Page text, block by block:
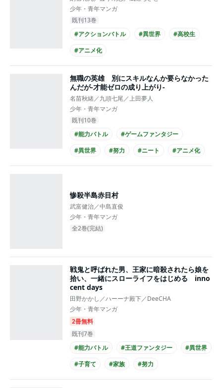
少年・青年マンガ
既刊13巻
#アクションバトル
#異世界
#高校生
#アニメ化
無職の英雄 別にスキルなんか要らなかった
んだが-才能ゼロの成り上がり-
名苗秋緒／九頭七尾／上田夢人
少年・青年マンガ
既刊10巻
#能力バトル
#ゲームファンタジー
#異世界
#努力 #ニート #アニメ化
惨殺半島赤目村
武富健治／中島直俊
少年・青年マンガ
全2巻(完結)
戦鬼と呼ばれた男、王家に暗殺されたら娘を
拾い、一緒にスローライフをはじめる inno
cent days
田野かかし／ハーーナ殿下／DeeCHA
少年・青年マンガ
2冊無料
既刊7巻
#能力バトル
#王道ファンタジー
#異世界
#子育て
#家族
#努力
#コミカライズ化